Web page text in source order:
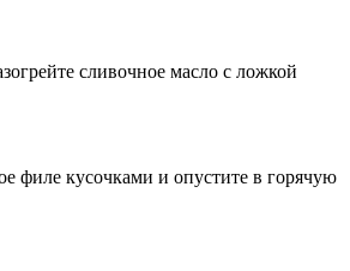
сливочное масло с ложкой
филе кусочками и опустите в горячую